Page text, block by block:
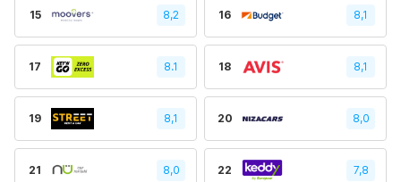
15 8,2 16 8,1
17 8.1 18 8,1
19 8,1 20 8,0
21 8,0 22 7,8